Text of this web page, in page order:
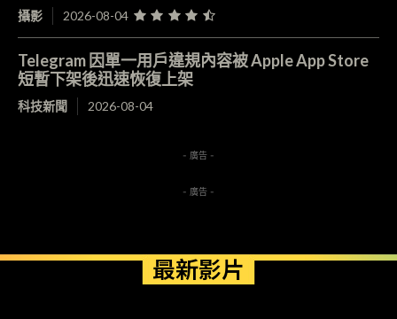
攝影 2026-08-04
Telegram 因單一用戶違規內容被 Apple App Store
短暫下架後迅速恢復上架
科技新聞 2026-08-04
- 廣告 -
- 廣告 -
最新影片